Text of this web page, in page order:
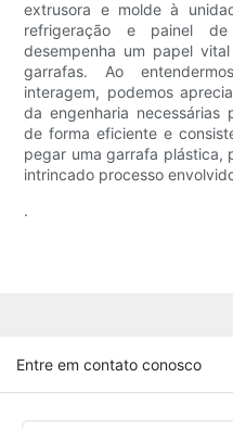
extrusora e molde à
refrigeração e painel
desempenha um papel
garrafas. Ao
interagem, podemos
da engenharia
de forma eficiente e
pegar uma garrafa plástica,
intrincado processo
.
Entre em contato conosco